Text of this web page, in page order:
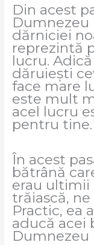
Din acest
Dumnezeu
dărniciei
reprezintă
lucru.
dăruiești
face mare
este mult
acel lucru
pentru tine.
În acest
bătrână
erau ultimii
trăiască,
Practic, ea
aducă acei
Dumnezeu